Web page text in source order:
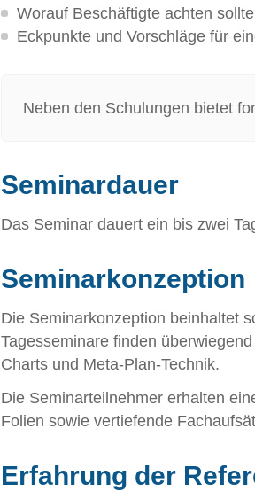
Worauf Beschäftigte achten
Eckpunkte und Vorschläge für
Neben den Schulungen bietet
Seminardauer
Das Seminar dauert ein bis zwei
Seminarkonzeption
Die Seminarkonzeption beinhaltet
Tagesseminare finden
Charts und Meta-Plan-Technik.
Die Seminarteilnehmer erhalten
Folien sowie vertiefende
Erfahrung der